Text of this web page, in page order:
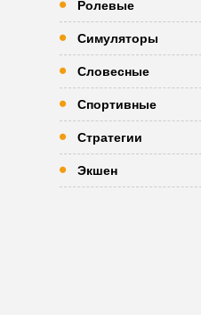
Ролевые
Симуляторы
Словесные
Спортивные
Стратегии
Экшен